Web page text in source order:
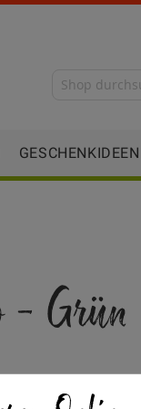
GESCHENKIDEEN
- Grün